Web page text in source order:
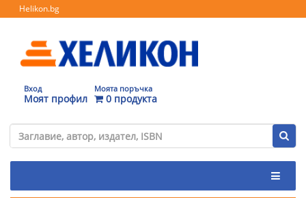
Helikon.bg
Вход
Моят профил
Моята поръчка
0 продукта